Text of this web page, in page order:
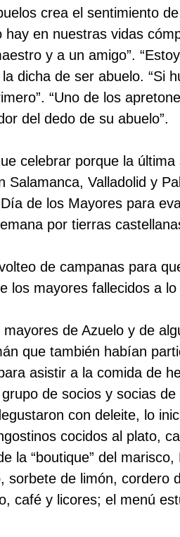
crea el sentimiento
en nuestras vidas
y a un amigo”.
dicha de ser abuelo. “Si
“Uno de los
del dedo de su abuelo”.
celebrar porque la
Valladolid y
de los Mayores para
por tierras
de campanas para
mayores fallecidos a lo
de Azuelo y de
que también habían
asistir a la comida de
de socios y socias de
con deleite, lo
cocidos al plato,
la “boutique” del
sorbete de limón, cordero
café y licores; el menú